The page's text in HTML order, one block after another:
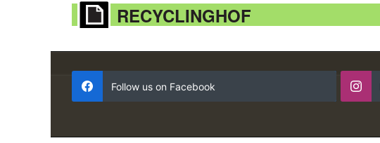
RECYCLINGHOF
Follow us on Facebook